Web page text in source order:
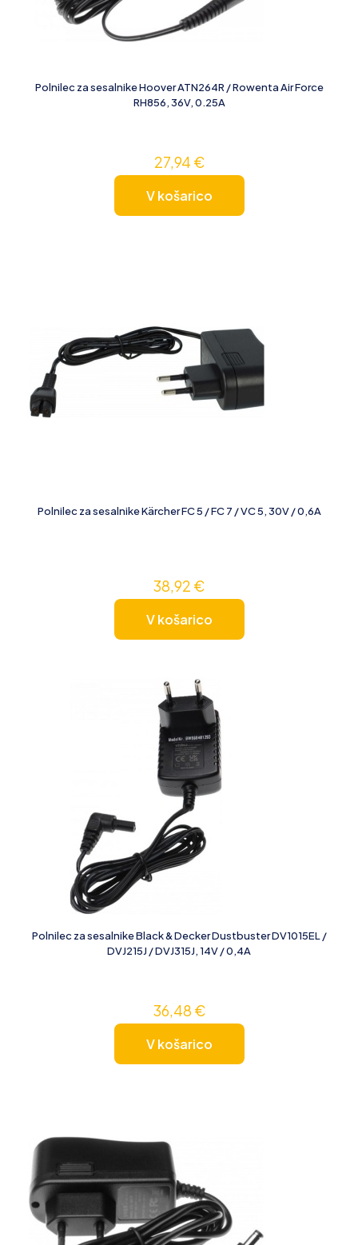
Polnilec za sesalnike Hoover ATN264R / Rowenta Air Force
RH856, 36V, 0.25A
27,94 €
V košarico
Polnilec za sesalnike Kärcher FC 5 / FC 7 / VC 5, 30V / 0,6A
38,92 €
V košarico
Polnilec za sesalnike Black & Decker Dustbuster DV1015EL /
DVJ215J / DVJ315J, 14V / 0,4A
36,48 €
V košarico